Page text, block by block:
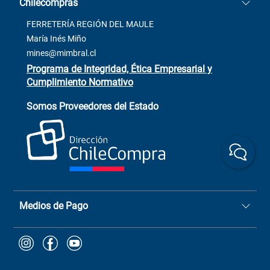
Términos y condiciones
Contacto
Venta Terreno
Trabaja con Nosotros
+(73) 256
ChileCompras
+56 9 9888 9549
2137 San Javier, Fono (73)
Chilecompras
FERRETERÍA REGIÓN DEL MAULE
María Inés Miño
mines@mimbral.cl
Programa de Integridad, Ética Empresarial y
Cumplimiento Normativo
Somos Proveedores del Estado
Medios de Pago